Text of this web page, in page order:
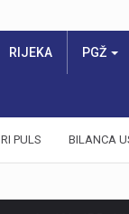
RIJEKA PGŽ
RI PULS BILANCA